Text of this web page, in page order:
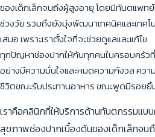
ของเด็กเล็กจนถึงผู้สูงอายุ โดยมีทันตแพท
ช่วงวัย รวมถึงยังมุ่งพัฒนาเทคนิคและเทค
เสมอ เพราะเราตั้งใจที่จะช่วยดูแลและแก้ไข
ทุกปัญหาช่องปากให้กับทุกคนในครอบครัวที่
อย่างมีความมั่นใจและหมดความกังวล ควา
ชีวิตขณะรับประทานอาหาร ขณะพูดมีรอย
เราคือคลินิกที่ให้บริการด้านทันตกรรมแบ
สุขภาพช่องปากเบื้องต้นของเด็กเล็กจ